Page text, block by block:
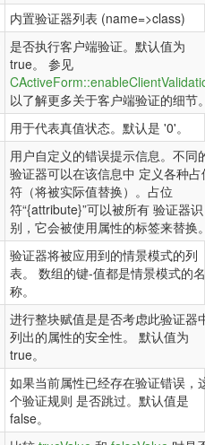
内置验证器列表 (name=>class)
是否执行客户端验证。默认值为
true。 参见
以了解更多关于客户端验证的细节
用于代表真值状态。默认是 '0'。
用户自定义的错误提示信息。不同
验证器可以在该信息中 定义各种占
符（将被实际值替换）。占位
符“{attribute}”可以被所有 验证器识
别，它会被使用属性的标签来替换
验证器将被应用到的情景模式的列
表。 数组的键-值都是情景模式的名
称。
进行整块赋值是是否考虑此验证器
列出的属性的安全性。 默认值为
true。
如果当前属性已经存在验证错误，
个验证规则 是否跳过。默认值是
false。